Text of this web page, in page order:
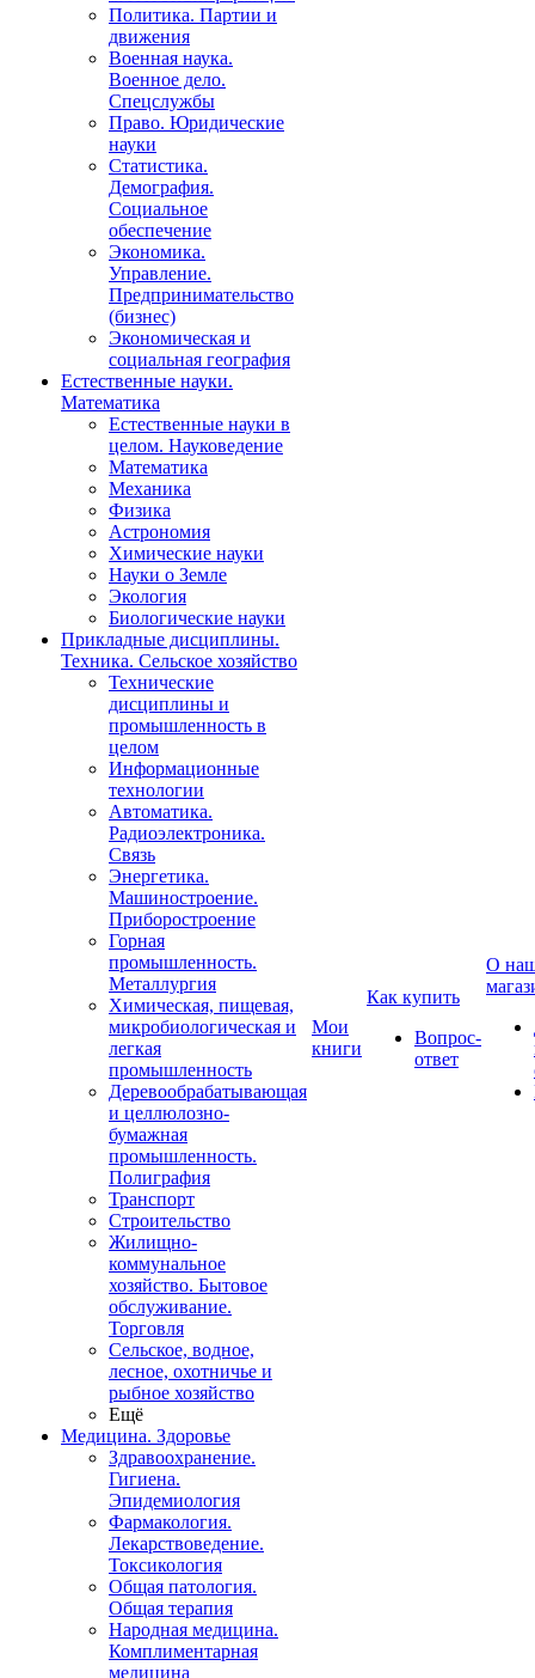
Политика. Партии и
движения
Военная наука.
Военное дело.
Спецслужбы
Право. Юридические
науки
Статистика.
Демография.
Социальное
обеспечение
Экономика.
Управление.
Предпринимательство
(бизнес)
Экономическая и
социальная география
Естественные науки.
Математика
Естественные науки в
целом. Науковедение
Математика
Механика
Физика
Астрономия
Химические науки
Науки о Земле
Экология
Биологические науки
Прикладные дисциплины.
Техника. Сельское хозяйство
Технические
дисциплины и
промышленность в
целом
Информационные
технологии
Автоматика.
Радиоэлектроника.
Связь
Энергетика.
Машиностроение.
Приборостроение
Горная
промышленность.
Металлургия
Химическая, пищевая,
микробиологическая и
легкая
промышленность
Деревообрабатывающая
и целлюлозно-
бумажная
промышленность.
Полиграфия
Транспорт
Строительство
Жилищно-
коммунальное
хозяйство. Бытовое
обслуживание.
Торговля
Сельское, водное,
лесное, охотничье и
рыбное хозяйство
Ещё
Медицина. Здоровье
Здравоохранение.
Гигиена.
Эпидемиология
Фармакология.
Лекарствоведение.
Токсикология
Общая патология.
Общая терапия
Народная медицина.
Комплиментарная
медицина
Мои
книги
Как купить
Вопрос-
ответ
О